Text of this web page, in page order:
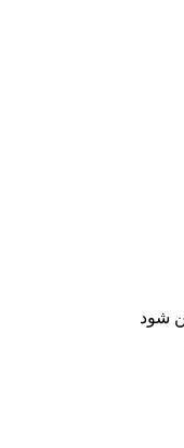
شود